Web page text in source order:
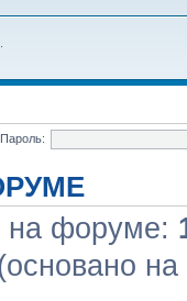
Пароль:
на форуме: